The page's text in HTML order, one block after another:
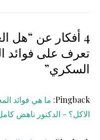
4 أفكار عن “هل
تعرف على
السكري”
Pingback: ما هي فوائد
الاكل؟ - الدكتور ناهض